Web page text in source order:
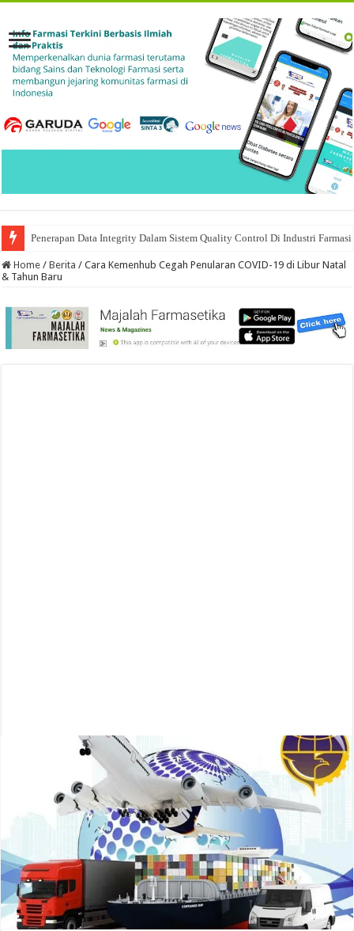
Penerapan Data Integrity Dalam Sistem Quality Control Di Industri Farmasi
Home / Berita / Cara Kemenhub Cegah Penularan COVID-19 di Libur Natal
& Tahun Baru